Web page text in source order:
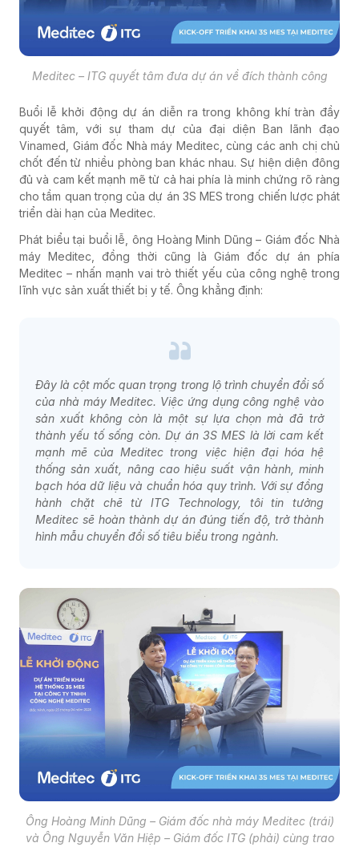
Meditec – ITG quyết tâm đưa dự án về đích thành công
Buổi lễ khởi động dự án diễn ra trong không khí tràn đầy
quyết tâm, với sự tham dự của đại diện Ban lãnh đạo
Vinamed, Giám đốc Nhà máy Meditec, cùng các anh chị chủ
chốt đến từ nhiều phòng ban khác nhau. Sự hiện diện đông
đủ và cam kết mạnh mẽ từ cả hai phía là minh chứng rõ ràng
cho tầm quan trọng của dự án 3S MES trong chiến lược phát
triển dài hạn của Meditec.
Phát biểu tại buổi lễ, ông Hoàng Minh Dũng – Giám đốc Nhà
máy Meditec, đồng thời cũng là Giám đốc dự án phía
Meditec – nhấn mạnh vai trò thiết yếu của công nghệ trong
lĩnh vực sản xuất thiết bị y tế. Ông khẳng định:
Đây là cột mốc quan trọng trong lộ trình chuyển đổi số
của nhà máy Meditec. Việc ứng dụng công nghệ vào
sản xuất không còn là một sự lựa chọn mà đã trở
thành yếu tố sống còn. Dự án 3S MES là lời cam kết
mạnh mẽ của Meditec trong việc hiện đại hóa hệ
thống sản xuất, nâng cao hiệu suất vận hành, minh
bạch hóa dữ liệu và chuẩn hóa quy trình. Với sự đồng
hành chặt chẽ từ ITG Technology, tôi tin tưởng
Meditec sẽ hoàn thành dự án đúng tiến độ, trở thành
hình mẫu chuyển đổi số tiêu biểu trong ngành.
Ông Hoàng Minh Dũng – Giám đốc nhà máy Meditec (trái)
và Ông Nguyễn Văn Hiệp – Giám đốc ITG (phải) cùng trao